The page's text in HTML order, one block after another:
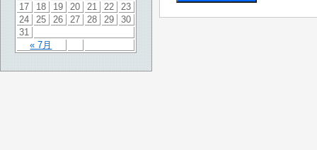
« 7月
17
18 19 20 21 22
23
24
25 26 27 28 29
30
31